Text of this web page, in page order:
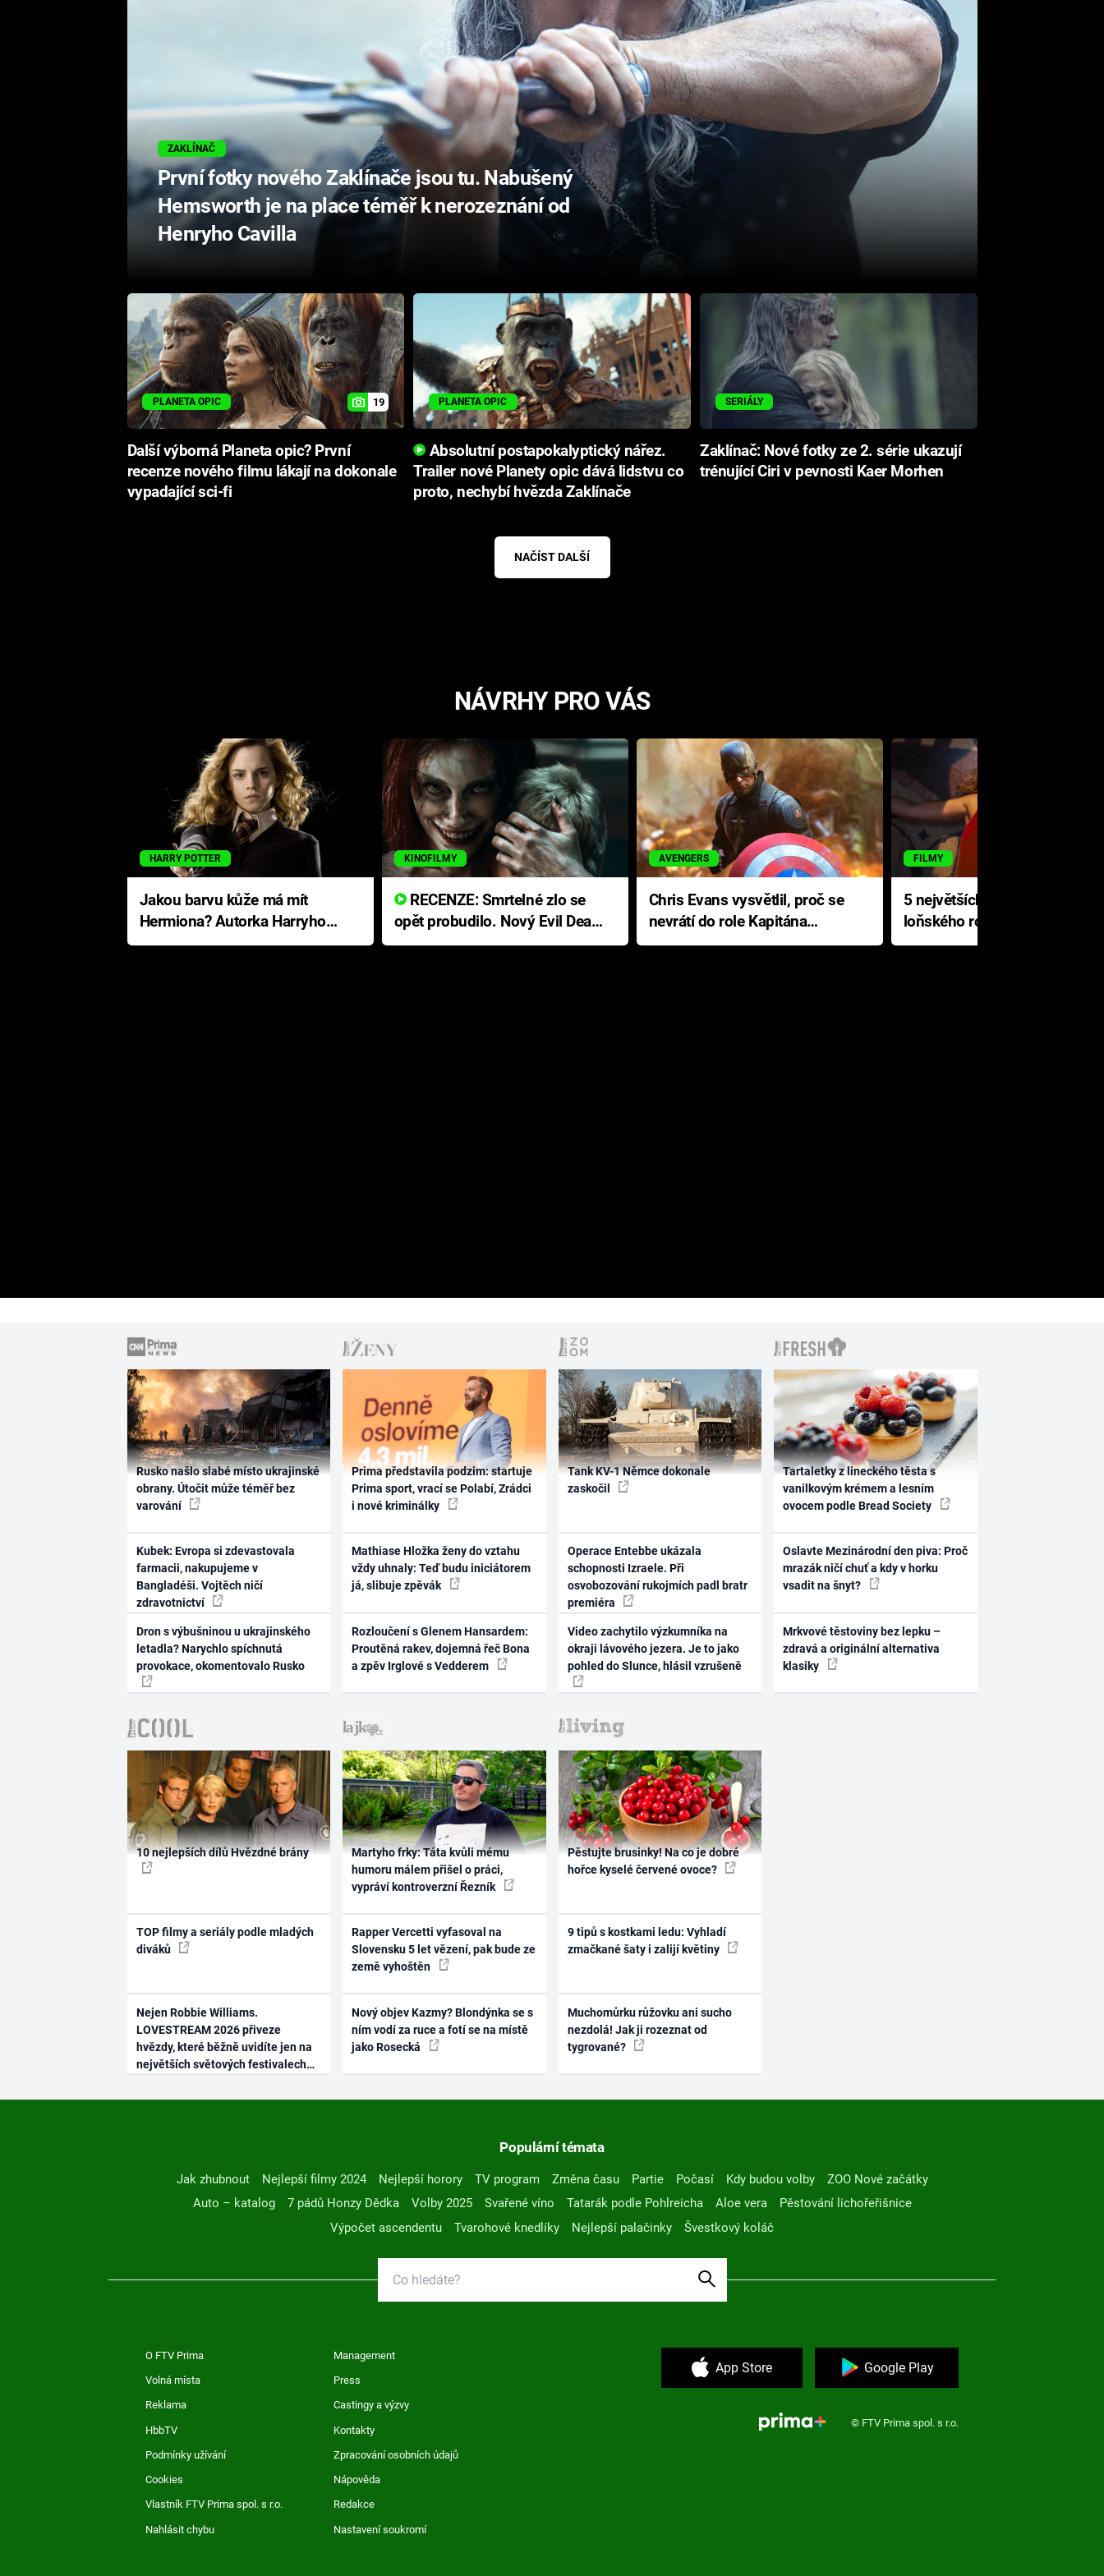
ZAKLÍNAČ
První fotky nového Zaklínače jsou tu. Nabušený
Hemsworth je na place téměř k nerozeznání od
Henryho Cavilla
PLANETA OPIC 19
Další výborná Planeta opic? První
recenze nového filmu lákají na dokonale
vypadající sci-fi
PLANETA OPIC
Absolutní postapokalyptický nářez.
Trailer nové Planety opic dává lidstvu co
proto, nechybí hvězda Zaklínače
SERIÁLY
Zaklínač: Nové fotky ze 2. série ukazují
trénující Ciri v pevnosti Kaer Morhen
NAČÍST DALŠÍ
NÁVRHY PRO VÁS
HARRY POTTER
Jakou barvu kůže má mít
Hermiona? Autorka Harryho
Pottera přišla s ráznou
KINOFILMY
RECENZE: Smrtelné zlo se
opět probudilo. Nový Evil Dead
přichází s neodolatelnou
AVENGERS
Chris Evans vysvětlil, proč se
nevrátí do role Kapitána
Ameriky
FILMY
5 největších propadáků
loňského roku: Disney na
jediné katastrofě prodělal 200
Rusko našlo slabé místo ukrajinské
obrany. Útočit může téměř bez
varování
Kubek: Evropa si zdevastovala
farmacii, nakupujeme v
Bangladéši. Vojtěch ničí
zdravotnictví
Dron s výbušninou u ukrajinského
letadla? Narychlo spíchnutá
provokace, okomentovalo Rusko
Prima představila podzim: startuje
Prima sport, vrací se Polabí, Zrádci
i nové kriminálky
Mathiase Hložka ženy do vztahu
vždy uhnaly: Teď budu iniciátorem
já, slibuje zpěvák
Rozloučení s Glenem Hansardem:
Proutěná rakev, dojemná řeč Bona
a zpěv Irglové s Vedderem
Tank KV-1 Němce dokonale
zaskočil
Operace Entebbe ukázala
schopnosti Izraele. Při
osvobozování rukojmích padl bratr
premiéra
Video zachytilo výzkumníka na
okraji lávového jezera. Je to jako
pohled do Slunce, hlásil vzrušeně
Tartaletky z lineckého těsta s
vanilkovým krémem a lesním
ovocem podle Bread Society
Oslavte Mezinárodní den piva: Proč
mrazák ničí chuť a kdy v horku
vsadit na šnyt?
Mrkvové těstoviny bez lepku –
zdravá a originální alternativa
klasiky
10 nejlepších dílů Hvězdné brány
TOP filmy a seriály podle mladých
diváků
Nejen Robbie Williams.
LOVESTREAM 2026 přiveze
hvězdy, které běžně uvidíte jen na
největších světových festivalech
Martyho frky: Táta kvůli mému
humoru málem přišel o práci,
vypráví kontroverzní Řezník
Rapper Vercetti vyfasoval na
Slovensku 5 let vězení, pak bude ze
země vyhoštěn
Nový objev Kazmy? Blondýnka se s
ním vodí za ruce a fotí se na místě
jako Rosecká
Pěstujte brusinky! Na co je dobré
hořce kyselé červené ovoce?
9 tipů s kostkami ledu: Vyhladí
zmačkané šaty i zalijí květiny
Muchomůrku růžovku ani sucho
nezdolá! Jak ji rozeznat od
tygrované?
Populární témata
Jak zhubnout Nejlepší filmy 2024 Nejlepší horory TV program Změna času Partie Počasí Kdy budou volby
ZOO Nové začátky
Auto – katalog
7 pádů Honzy Dědka Volby 2025 Svařené víno Tatarák podle Pohlreicha Aloe vera
Pěstování lichořeřišnice
Výpočet ascendentu
Tvarohové knedlíky Nejlepší palačinky Švestkový koláč
O FTV Prima Management
Volná místa Press
Reklama Castingy a výzvy
HbbTV Kontakty
Podmínky užívání Zpracování osobních údajů
Cookies Nápověda
Vlastník FTV Prima spol. s r.o. Redakce
Nahlásit chybu Nastavení soukromí
App Store Google Play
© FTV Prima spol. s r.o.